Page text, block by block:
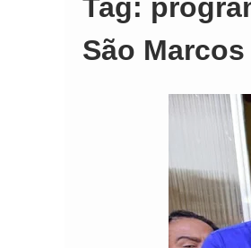
Tag:
São Marcos